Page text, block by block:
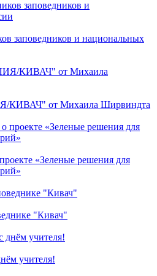
заповедников и национальных
от Михаила Ширвиндта
«Зеленые решения для
"Кивач"
учителя!